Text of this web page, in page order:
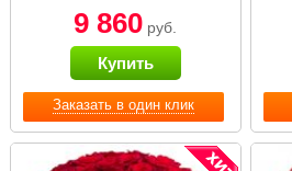
Заказать в один клик
9 860 руб.
Купить